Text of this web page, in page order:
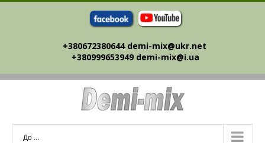
+380672380644 demi-mix@ukr.net ‎
+380999653949 demi-mix@i.ua
До ...